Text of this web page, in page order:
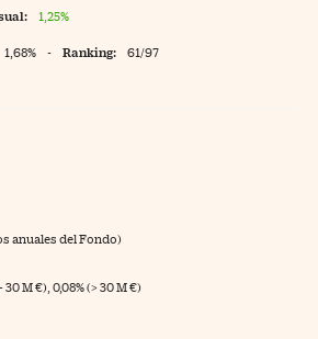
1,25%
1,68% - Ranking: 61/97
anuales del Fondo)
30 M €), 0,08% (> 30 M €)